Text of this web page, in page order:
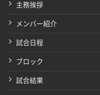
主務挨拶
メンバー紹介
試合日程
ブロック
試合結果